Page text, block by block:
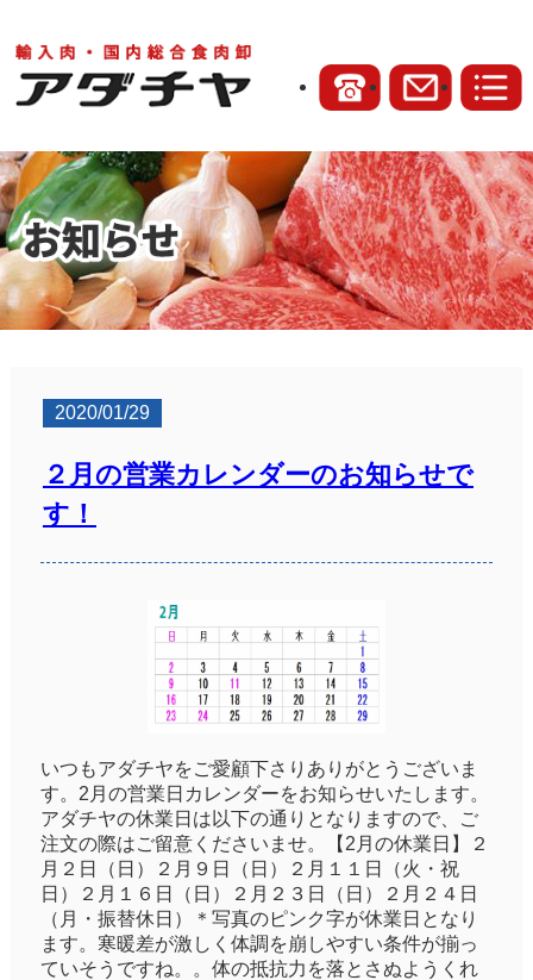
2020/01/29
２月の営業カレンダーのお知らせで
す！
いつもアダチヤをご愛顧下さりありがとうございま
す。2月の営業日カレンダーをお知らせいたします。
アダチヤの休業日は以下の通りとなりますので、ご
注文の際はご留意くださいませ。【2月の休業日】２
月２日（日）２月９日（日）２月１１日（火・祝
日）２月１６日（日）２月２３日（日）２月２４日
（月・振替休日）＊写真のピンク字が休業日となり
ます。寒暖差が激しく体調を崩しやすい条件が揃っ
ていそうですね。。体の抵抗力を落とさぬようくれ